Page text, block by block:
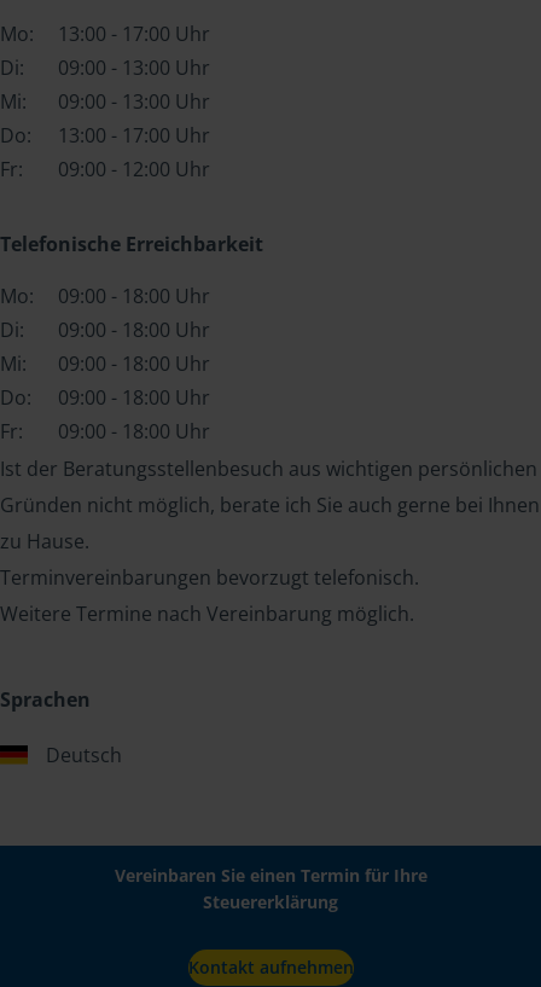
Mo:
13:00 - 17:00 Uhr
Di:
09:00 - 13:00 Uhr
Mi:
09:00 - 13:00 Uhr
Do:
13:00 - 17:00 Uhr
Fr:
09:00 - 12:00 Uhr
Telefonische Erreichbarkeit
Mo:
09:00 - 18:00 Uhr
Di:
09:00 - 18:00 Uhr
Mi:
09:00 - 18:00 Uhr
Do:
09:00 - 18:00 Uhr
Fr:
09:00 - 18:00 Uhr
Ist der Beratungsstellenbesuch aus wichtigen persönlichen
Gründen nicht möglich, berate ich Sie auch gerne bei Ihnen
zu Hause.
Terminvereinbarungen bevorzugt telefonisch.
Weitere Termine nach Vereinbarung möglich.
Sprachen
Deutsch
Vereinbaren Sie einen Termin für Ihre
Steuererklärung
Kontakt aufnehmen